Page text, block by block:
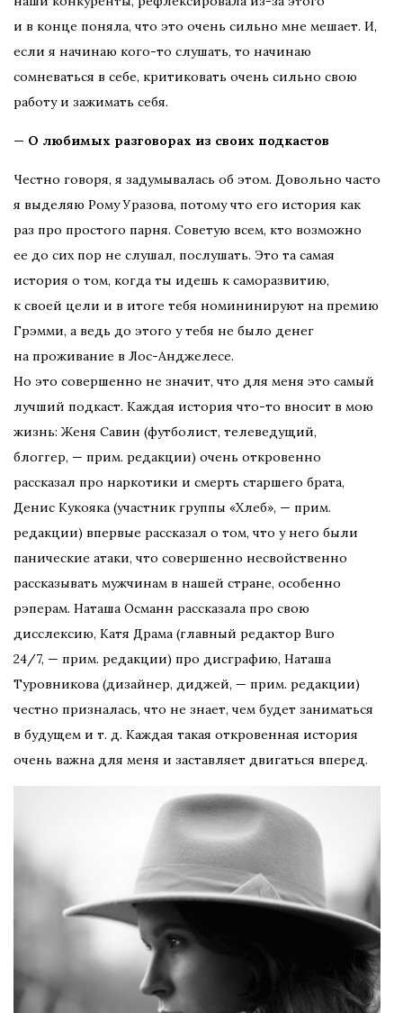
и в конце поняла, что это очень сильно мне мешает. И,
если я начинаю кого-то слушать, то начинаю
сомневаться в себе, критиковать очень сильно свою
работу и зажимать себя.
— О любимых разговорах из своих подкастов
Честно говоря, я задумывалась об этом. Довольно часто
я выделяю Рому Уразова, потому что его история как
раз про простого парня. Советую всем, кто возможно
ее до сих пор не слушал, послушать. Это та самая
история о том, когда ты идешь к саморазвитию,
к своей цели и в итоге тебя номининируют на премию
Грэмми, а ведь до этого у тебя не было денег
на проживание в Лос-Анджелесе.
Но это совершенно не значит, что для меня это самый
лучший подкаст. Каждая история что-то вносит в мою
жизнь: Женя Савин (футболист, телеведущий,
блоггер, — прим. редакции) очень откровенно
рассказал про наркотики и смерть старшего брата,
Денис Кукояка (участник группы «Хлеб», — прим.
редакции) впервые рассказал о том, что у него были
панические атаки, что совершенно несвойственно
рассказывать мужчинам в нашей стране, особенно
рэперам. Наташа Османн рассказала про свою
дисслексию, Катя Драма (главный редактор Buro
24/7, — прим. редакции) про дисграфию, Наташа
Туровникова (дизайнер, диджей, — прим. редакции)
честно призналась, что не знает, чем будет заниматься
в будущем и т. д. Каждая такая откровенная история
очень важна для меня и заставляет двигаться вперед.